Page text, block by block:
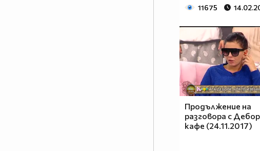
11675
Продължение на
разговора с
кафе (24.11.2017)